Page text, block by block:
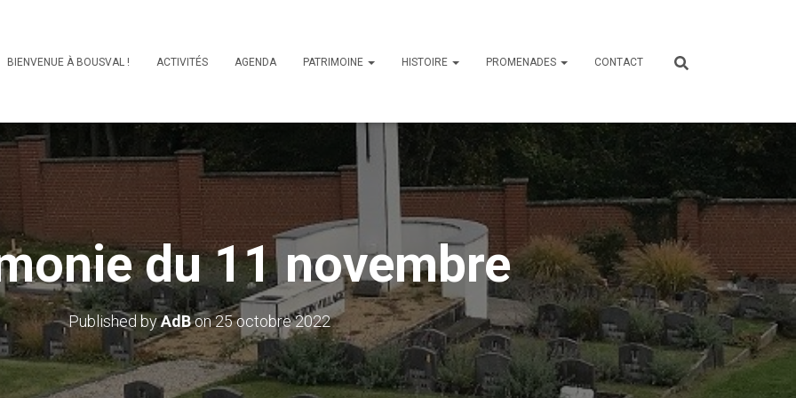
BIENVENUE À BOUSVAL ! ACTIVITÉS AGENDA PATRIMOINE HISTOIRE PROMENADES CONTACT
du 11 novembre
Published byAdBon25 octobre 2022